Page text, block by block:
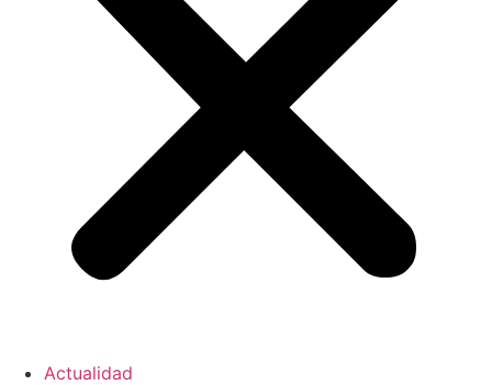
Actualidad